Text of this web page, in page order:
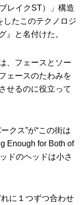
レイクST）」構造
したこのテクノロジ
』と名付けた。
、フェースとソー
ェースのたわみを
せるのに役立って
クス”が“この街は
Enough for Both of
ドのヘッドは小さ
に１つずつ合わせ